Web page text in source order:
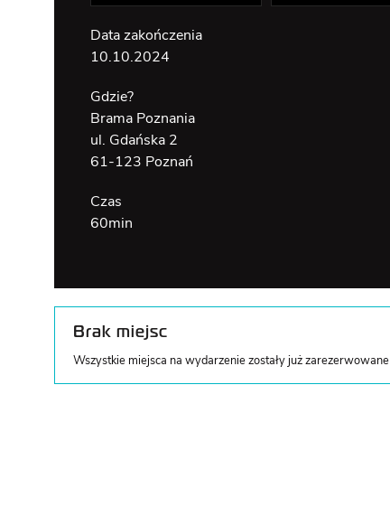
Data zakończenia
10.10.2024
Gdzie?
Brama Poznania
ul. Gdańska 2
61-123 Poznań
Czas
60min
Brak miejsc
Wszystkie miejsca na wydarzenie zostały już zarezerwowane